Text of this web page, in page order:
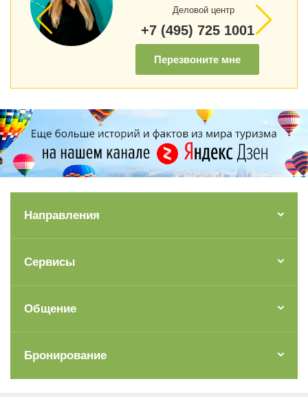
Деловой центр
+7 (495) 725 1001
Перезвоните мне
Направления
Сервисы
Общение
Бронирование